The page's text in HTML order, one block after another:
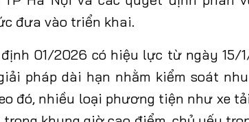
đưa vào triển khai.
01/2026 có hiệu lực từ ngày 15/
pháp dài hạn nhằm kiểm soát
đó, nhiều loại phương tiện như xe